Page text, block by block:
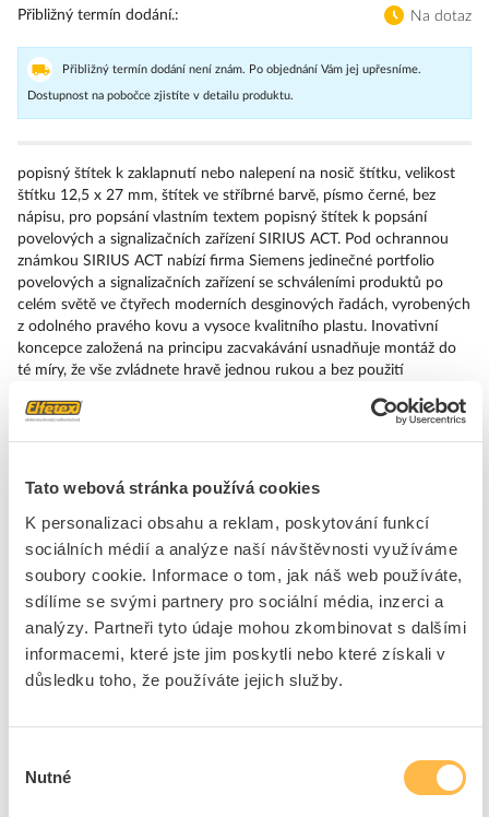
Tato webová stránka používá cookies
K personalizaci obsahu a reklam, poskytování funkcí
sociálních médií a analýze naší návštěvnosti využíváme
soubory cookie. Informace o tom, jak náš web používáte,
sdílíme se svými partnery pro sociální média, inzerci a
analýzy. Partneři tyto údaje mohou zkombinovat s dalšími
informacemi, které jste jim poskytli nebo které získali v
důsledku toho, že používáte jejich služby.
souhlasu
Nutné
Přibližný termín dodání.
Na dotaz
Přibližný termín dodání není znám. Po objednání Vám jej upřesníme.
Dostupnost na pobočce zjistíte v detailu produktu.
popisný štítek k zaklapnutí nebo nalepení na nosič štítku, velikost
štítku 12,5 x 27 mm, štítek ve stříbrné barvě, písmo černé, bez
nápisu, pro popsání vlastním textem popisný štítek k popsání
povelových a signalizačních zařízení SIRIUS ACT. Pod ochrannou
známkou SIRIUS ACT nabízí firma Siemens jedinečné portfolio
povelových a signalizačních zařízení se schváleními produktů po
celém světě ve čtyřech moderních desginových řadách, vyrobených
z odolného pravého kovu a vysoce kvalitního plastu. Inovativní
koncepce založená na principu zacvakávání usnadňuje montáž do
té míry, že vše zvládnete hravě jednou rukou a bez použití
drážek, opatřené už 100% ochranou proti přetočení.
možné i čištění vysokotlakým paprskem. Spolehlivý provoz
nedokáže narušit ani prach, oleje nebo agresivní louhy. Kromě
standardního zapo jení lze tato zařízení připojit k řídicí jednotce i
přes PROFINET, AS-Interface nebo IO-Link. Tím snížíte své náklady
na kabeláž, minimalizujete zdroje chyb a získáte vyšší flexibilitu.
Grafický online konfigurátor pohodlně pomůže s výběrem a
objednáním jednotlivých součástek, krytů a popisků. K dispozici je
rozsáhlá dokumentace (např. příručka, 3D data, schémata zapojení).
Dostupné je rozsáhlé volitelné příslušenství (např. popisné štítky,
pro zabezpečení ochrany a přístupu, rukojeti, příslušenství ke krytu).